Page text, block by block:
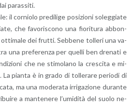
pa­ras­si­ti.
il cor­nio­lo pre­di­li­ge po­si­zio­ni so­leg­gia­te
che fa­vo­ri­sco­no una fio­ri­tu­ra ab­bon­
dei frut­ti. Seb­be­ne tol­le­ri una va­
una pre­fe­ren­za per quel­li ben dre­na­ti e
che ne sti­mo­la­no la cre­sci­ta e mi­
pian­ta è in grado di tol­le­ra­re pe­rio­di di
ma una mo­de­ra­ta ir­ri­ga­zio­ne du­ran­te
a man­te­ne­re l’u­mi­di­tà del suolo ne­